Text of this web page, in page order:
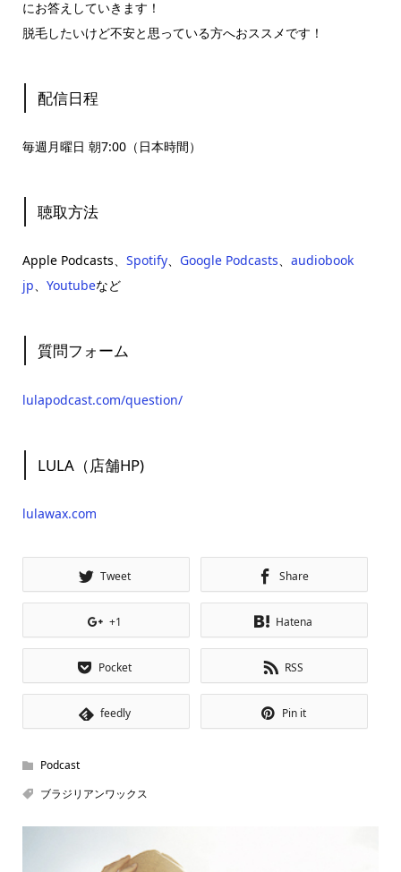
にお答えしていきます！
脱毛したいけど不安と思っている方へおススメです！
配信日程
毎週月曜日 朝7:00（日本時間）
聴取方法
Apple Podcasts、 Spotify、 Google Podcasts、 audiobook
jp、 Youtubeなど
質問フォーム
lulapodcast.com/question/
LULA（店舗HP)
lulawax.com
Tweet Share
+1 Hatena
Pocket RSS
feedly Pin it
Podcast
ブラジリアンワックス